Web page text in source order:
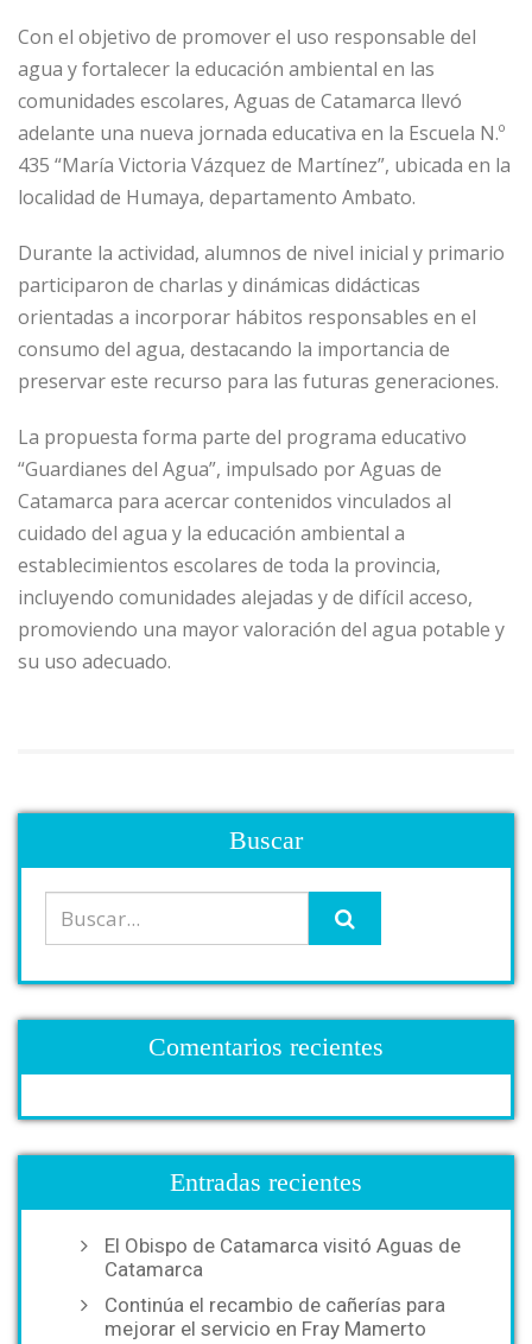
Con el objetivo de promover el uso responsable del
agua y fortalecer la educación ambiental en las
comunidades escolares, Aguas de Catamarca llevó
adelante una nueva jornada educativa en la Escuela N.º
435 “María Victoria Vázquez de Martínez”, ubicada en la
localidad de Humaya, departamento Ambato.
Durante la actividad, alumnos de nivel inicial y primario
participaron de charlas y dinámicas didácticas
orientadas a incorporar hábitos responsables en el
consumo del agua, destacando la importancia de
preservar este recurso para las futuras generaciones.
La propuesta forma parte del programa educativo
“Guardianes del Agua”, impulsado por Aguas de
Catamarca para acercar contenidos vinculados al
cuidado del agua y la educación ambiental a
establecimientos escolares de toda la provincia,
incluyendo comunidades alejadas y de difícil acceso,
promoviendo una mayor valoración del agua potable y
su uso adecuado.
Buscar
Comentarios recientes
Entradas recientes
El Obispo de Catamarca visitó Aguas de
Catamarca
Continúa el recambio de cañerías para
mejorar el servicio en Fray Mamerto